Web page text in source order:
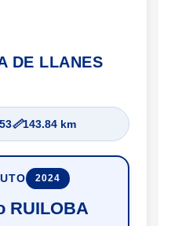
DE LLANES
📏143.84 km
2024
RUILOBA